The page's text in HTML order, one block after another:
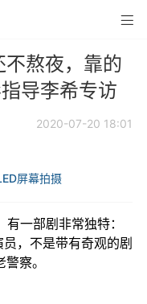
熬夜，靠的
导李希专访
2020-07-20 18:01
屏幕拍摄
一部剧非常独特：
，不是带有奇观的剧
察。